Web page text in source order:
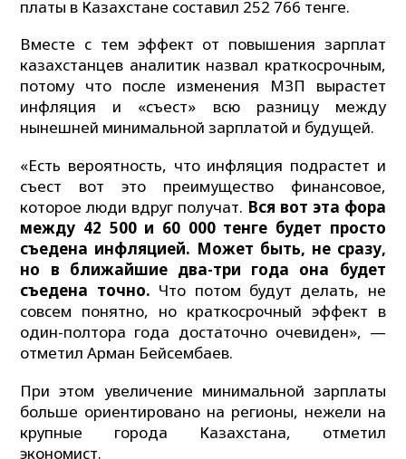
платы в Казахстане составил 252 766 тенге.
Вместе с тем эффект от повышения зарплат
казахстанцев аналитик назвал краткосрочным,
потому что после изменения МЗП вырастет
инфляция и «съест» всю разницу между
нынешней минимальной зарплатой и будущей.
«Есть вероятность, что инфляция подрастет и
съест вот это преимущество финансовое,
которое люди вдруг получат. Вся вот эта фора
между 42 500 и 60 000 тенге будет просто
съедена инфляцией. Может быть, не сразу,
но в ближайшие два-три года она будет
съедена точно. Что потом будут делать, не
совсем понятно, но краткосрочный эффект в
один-полтора года достаточно очевиден», —
отметил Арман Бейсембаев.
При этом увеличение минимальной зарплаты
больше ориентировано на регионы, нежели на
крупные города Казахстана, отметил
экономист.